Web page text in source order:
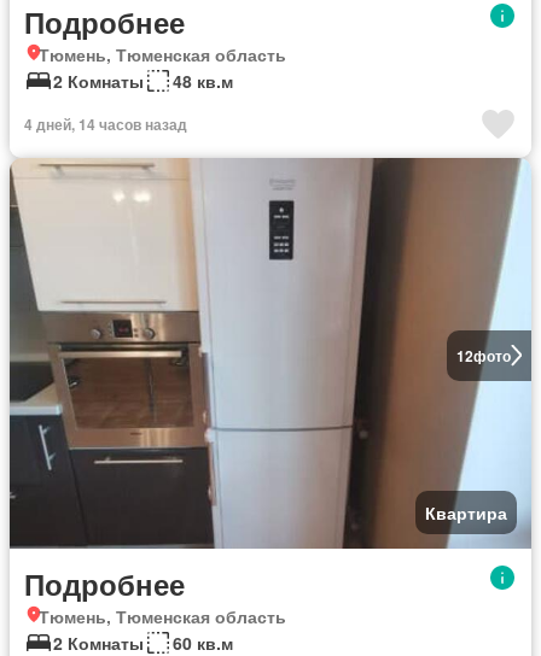
Подробнее
Тюмень, Тюменская область
2 Комнаты
48 кв.м
4 дней, 14 часов назад
12фото
Квартира
Подробнее
Тюмень, Тюменская область
2 Комнаты
60 кв.м